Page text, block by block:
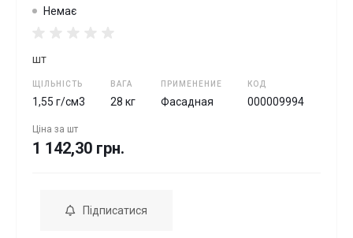
Немає
шт
ЩІЛЬНІСТЬ
1,55 г/см3
ВАГА
28 кг
ПРИМЕНЕНИЕ
Фасадная
КОД
000009994
Ціна за шт
1 142,30 грн.
Підписатися